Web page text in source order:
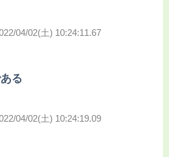
04/02(土) 10:24:11.67
る
04/02(土) 10:24:19.09